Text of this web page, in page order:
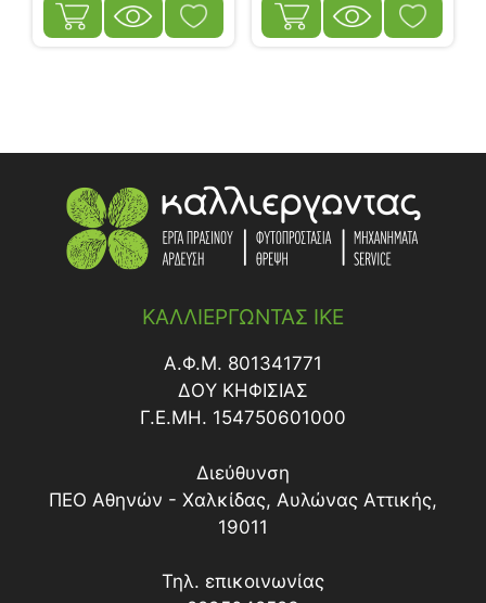
ΚΑΛΛΙΕΡΓΩΝΤΑΣ ΙΚΕ
Α.Φ.Μ. 801341771
ΔΟY ΚΗΦΙΣΙΑΣ
Γ.Ε.ΜΗ. 154750601000
Διεύθυνση
ΠΕΟ Αθηνών - Χαλκίδας, Αυλώνας Αττικής,
19011
Τηλ. επικοινωνίας